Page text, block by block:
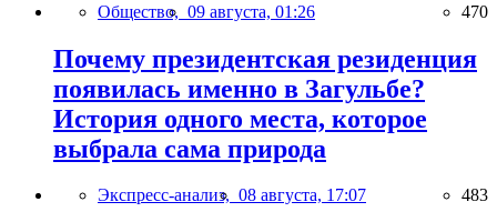
Общество, 09 августа, 01:26 470
Почему президентская резиденция
появилась именно в Загульбе?
История одного места, которое
выбрала сама природа
Экспресс-анализ, 08 августа, 17:07 483